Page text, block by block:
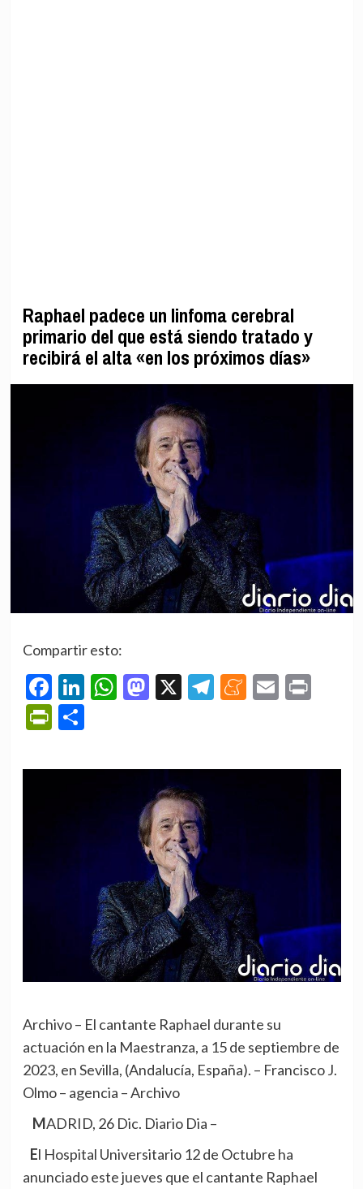
Raphael padece un linfoma cerebral
primario del que está siendo tratado y
recibirá el alta «en los próximos días»
Compartir esto:
Facebook
LinkedIn
WhatsApp
Mastodon
X Telegram
Meneame
Email
PrintFriendly
Compartir
Archivo – El cantante Raphael durante su
actuación en la Maestranza, a 15 de septiembre de
2023, en Sevilla, (Andalucía, España). – Francisco J.
Olmo – agencia – Archivo
MADRID, 26 Dic. Diario Dia –
El Hospital Universitario 12 de Octubre ha
anunciado este jueves que el cantante Raphael